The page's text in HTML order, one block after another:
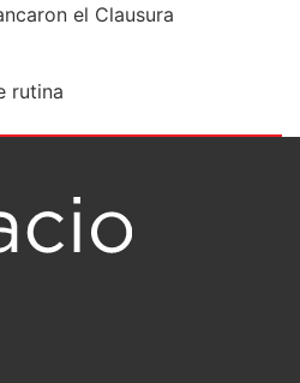
el Clausura
rutina